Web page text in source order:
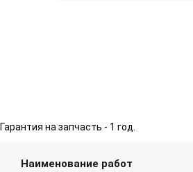
Гарантия на запчасть - 1 год.
Наименование работ